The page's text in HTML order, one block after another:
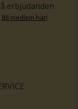
erbjudanden
Bli medlem här!